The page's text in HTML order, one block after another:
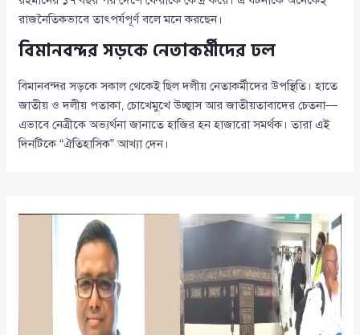
রাজনৈতিকভাবে তাৎপর্যপূর্ণ বলে মনে করছেন।
বিমানবন্দর সড়কে নেতাকর্মীদের ঢল
বিমানবন্দর সড়কে সকাল থেকেই ছিল দলীয় নেতাকর্মীদের উপস্থিতি। হাতে
জাতীয় ও দলীয় পতাকা, চোখেমুখে উচ্ছ্বাস আর জাতীয়তাবাদের চেতনা—
এভাবে নেত্রীকে অভ্যর্থনা জানাতে হাজির হন হাজারো সমর্থক। তারা এই
দিনটিকে “ঐতিহাসিক” আখ্যা দেন।